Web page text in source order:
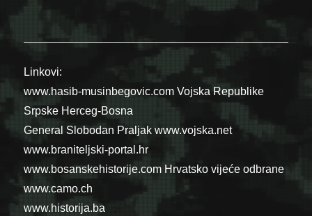
Linkovi:
www.hasib-musinbegovic.com Vojska Republike
Srpske Herceg-Bosna
General Slobodan Praljak www.vojska.net
www.braniteljski-portal.hr
www.bosanskehistorije.com Hrvatsko vijeće odbrane
www.camo.ch
www.historija.ba